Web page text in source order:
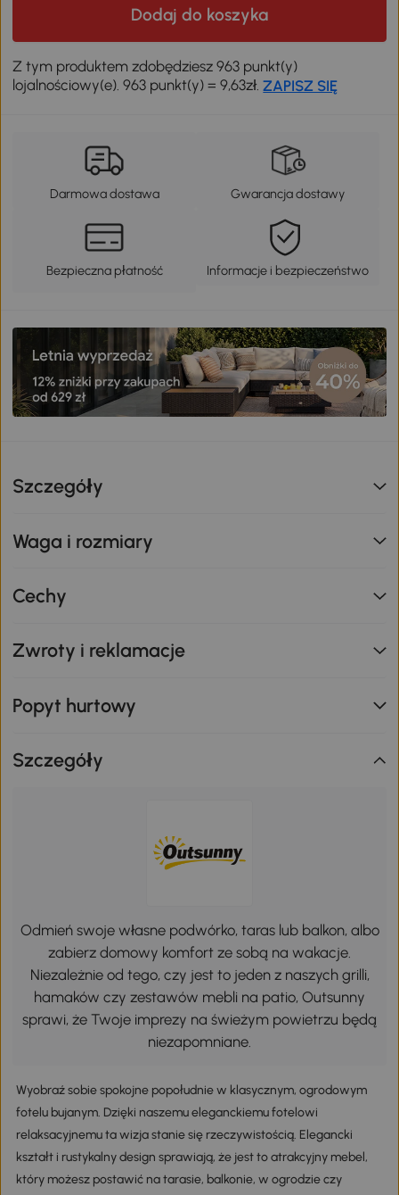
Dodaj do koszyka
Z tym produktem zdobędziesz 963 punkt(y)
lojalnościowy(e). 963 punkt(y) = 9,63zł.ZAPISZ SIĘ
Darmowa dostawa Gwarancja dostawy
Bezpieczna płatność Informacje i bezpieczeństwo
Szczegóły
Waga i rozmiary
Cechy
Zwroty i reklamacje
Popyt hurtowy
Szczegóły
Odmień swoje własne podwórko, taras lub balkon, albo
zabierz domowy komfort ze sobą na wakacje.
Niezależnie od tego, czy jest to jeden z naszych grilli,
hamaków czy zestawów mebli na patio, Outsunny
sprawi, że Twoje imprezy na świeżym powietrzu będą
niezapomniane.
Wyobraź sobie spokojne popołudnie w klasycznym, ogrodowym
fotelu bujanym. Dzięki naszemu eleganckiemu fotelowi
relaksacyjnemu ta wizja stanie się rzeczywistością. Elegancki
kształt i rustykalny design sprawiają, że jest to atrakcyjny mebel,
który możesz postawić na tarasie, balkonie, w ogrodzie czy